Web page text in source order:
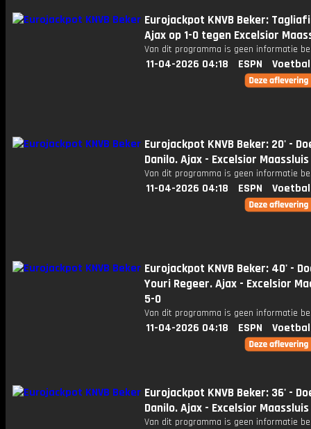
Eurojackpot KNVB Beker:
Ajax op 1-0 tegen Excelsior
Van dit programma is geen informatie
11-04-2026 04:18 ESPN
Eurojackpot KNVB Beker: 20' -
Danilo. Ajax - Excelsior
Van dit programma is geen informatie
11-04-2026 04:18 ESPN
Eurojackpot KNVB Beker: 40' -
Youri Regeer. Ajax - Excelsior
5-0
Van dit programma is geen informatie
11-04-2026 04:18 ESPN
Eurojackpot KNVB Beker: 36' -
Danilo. Ajax - Excelsior
Van dit programma is geen informatie